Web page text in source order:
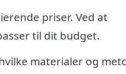
priser. Ved at
til dit budget.
materialer og